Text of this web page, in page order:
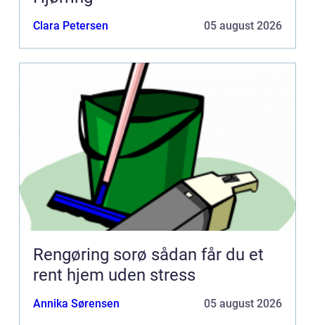
Clara Petersen 05 august 2026
Rengøring sorø sådan får du et
rent hjem uden stress
Annika Sørensen 05 august 2026